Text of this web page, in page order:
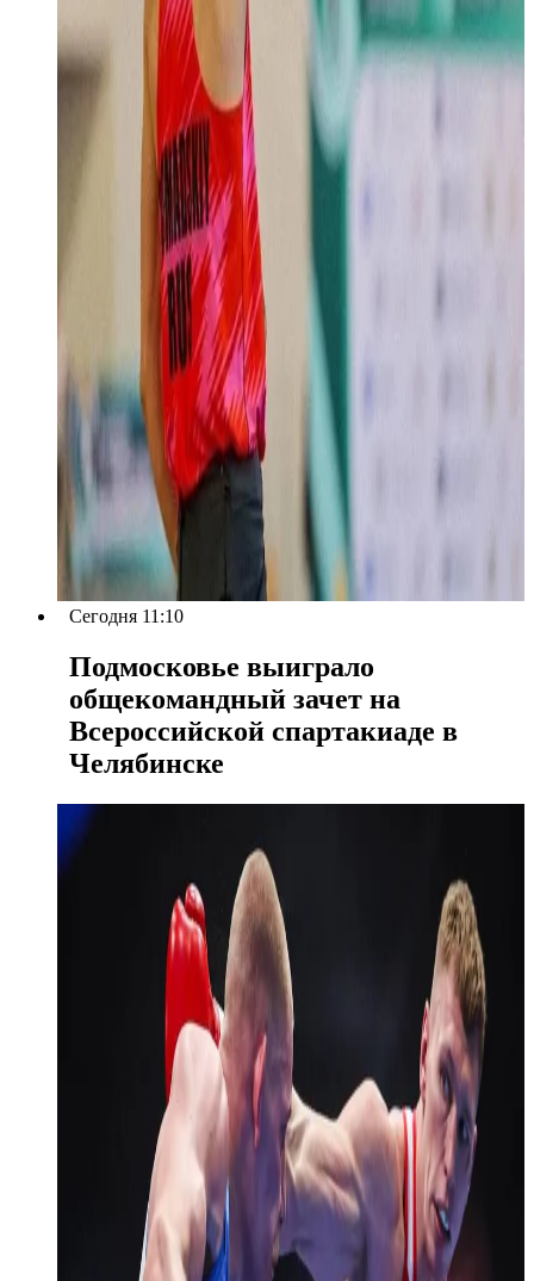
Сегодня 11:10
Подмосковье выиграло
общекомандный зачет на
Всероссийской спартакиаде в
Челябинске